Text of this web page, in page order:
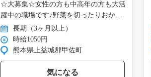
☆大募集☆女性の方も中高年の方も大活
躍中の職場です♪野菜を切ったりおか
ず… 長期（3ヶ月以上）
時給1050円
熊本県上益城郡甲佐町
気になる